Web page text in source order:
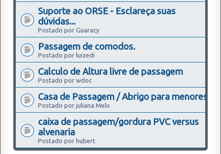
Suporte ao ORSE - Esclareça suas
dúvidas...
Postado por Guaracy
Passagem de comodos.
Postado por luizedi
Calculo de Altura livre de passagem
Postado por wdoc
Casa de Passagem / Abrigo para menores
Postado por juliana Melo
caixa de passagem/gordura PVC versus
alvenaria
Postado por hubert